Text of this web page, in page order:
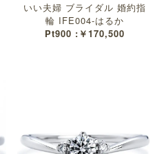
いい夫婦 ブライダル 婚約指
輪 IFE004-はるか
Pt900 :￥170,500